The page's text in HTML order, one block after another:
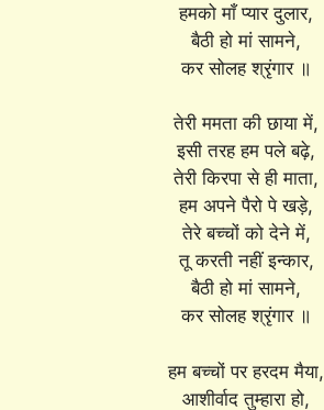
हमको माँ प्यार दुलार,
बैठी हो मां सामने,
कर सोलह श्रृंगार ॥
तेरी ममता की छाया में,
इसी तरह हम पले बढ़े,
तेरी किरपा से ही माता,
हम अपने पैरो पे खड़े,
तेरे बच्चों को देने में,
तू करती नहीं इन्कार,
बैठी हो मां सामने,
कर सोलह श्रृंगार ॥
हम बच्चों पर हरदम मैया,
आशीर्वाद तुम्हारा हो,